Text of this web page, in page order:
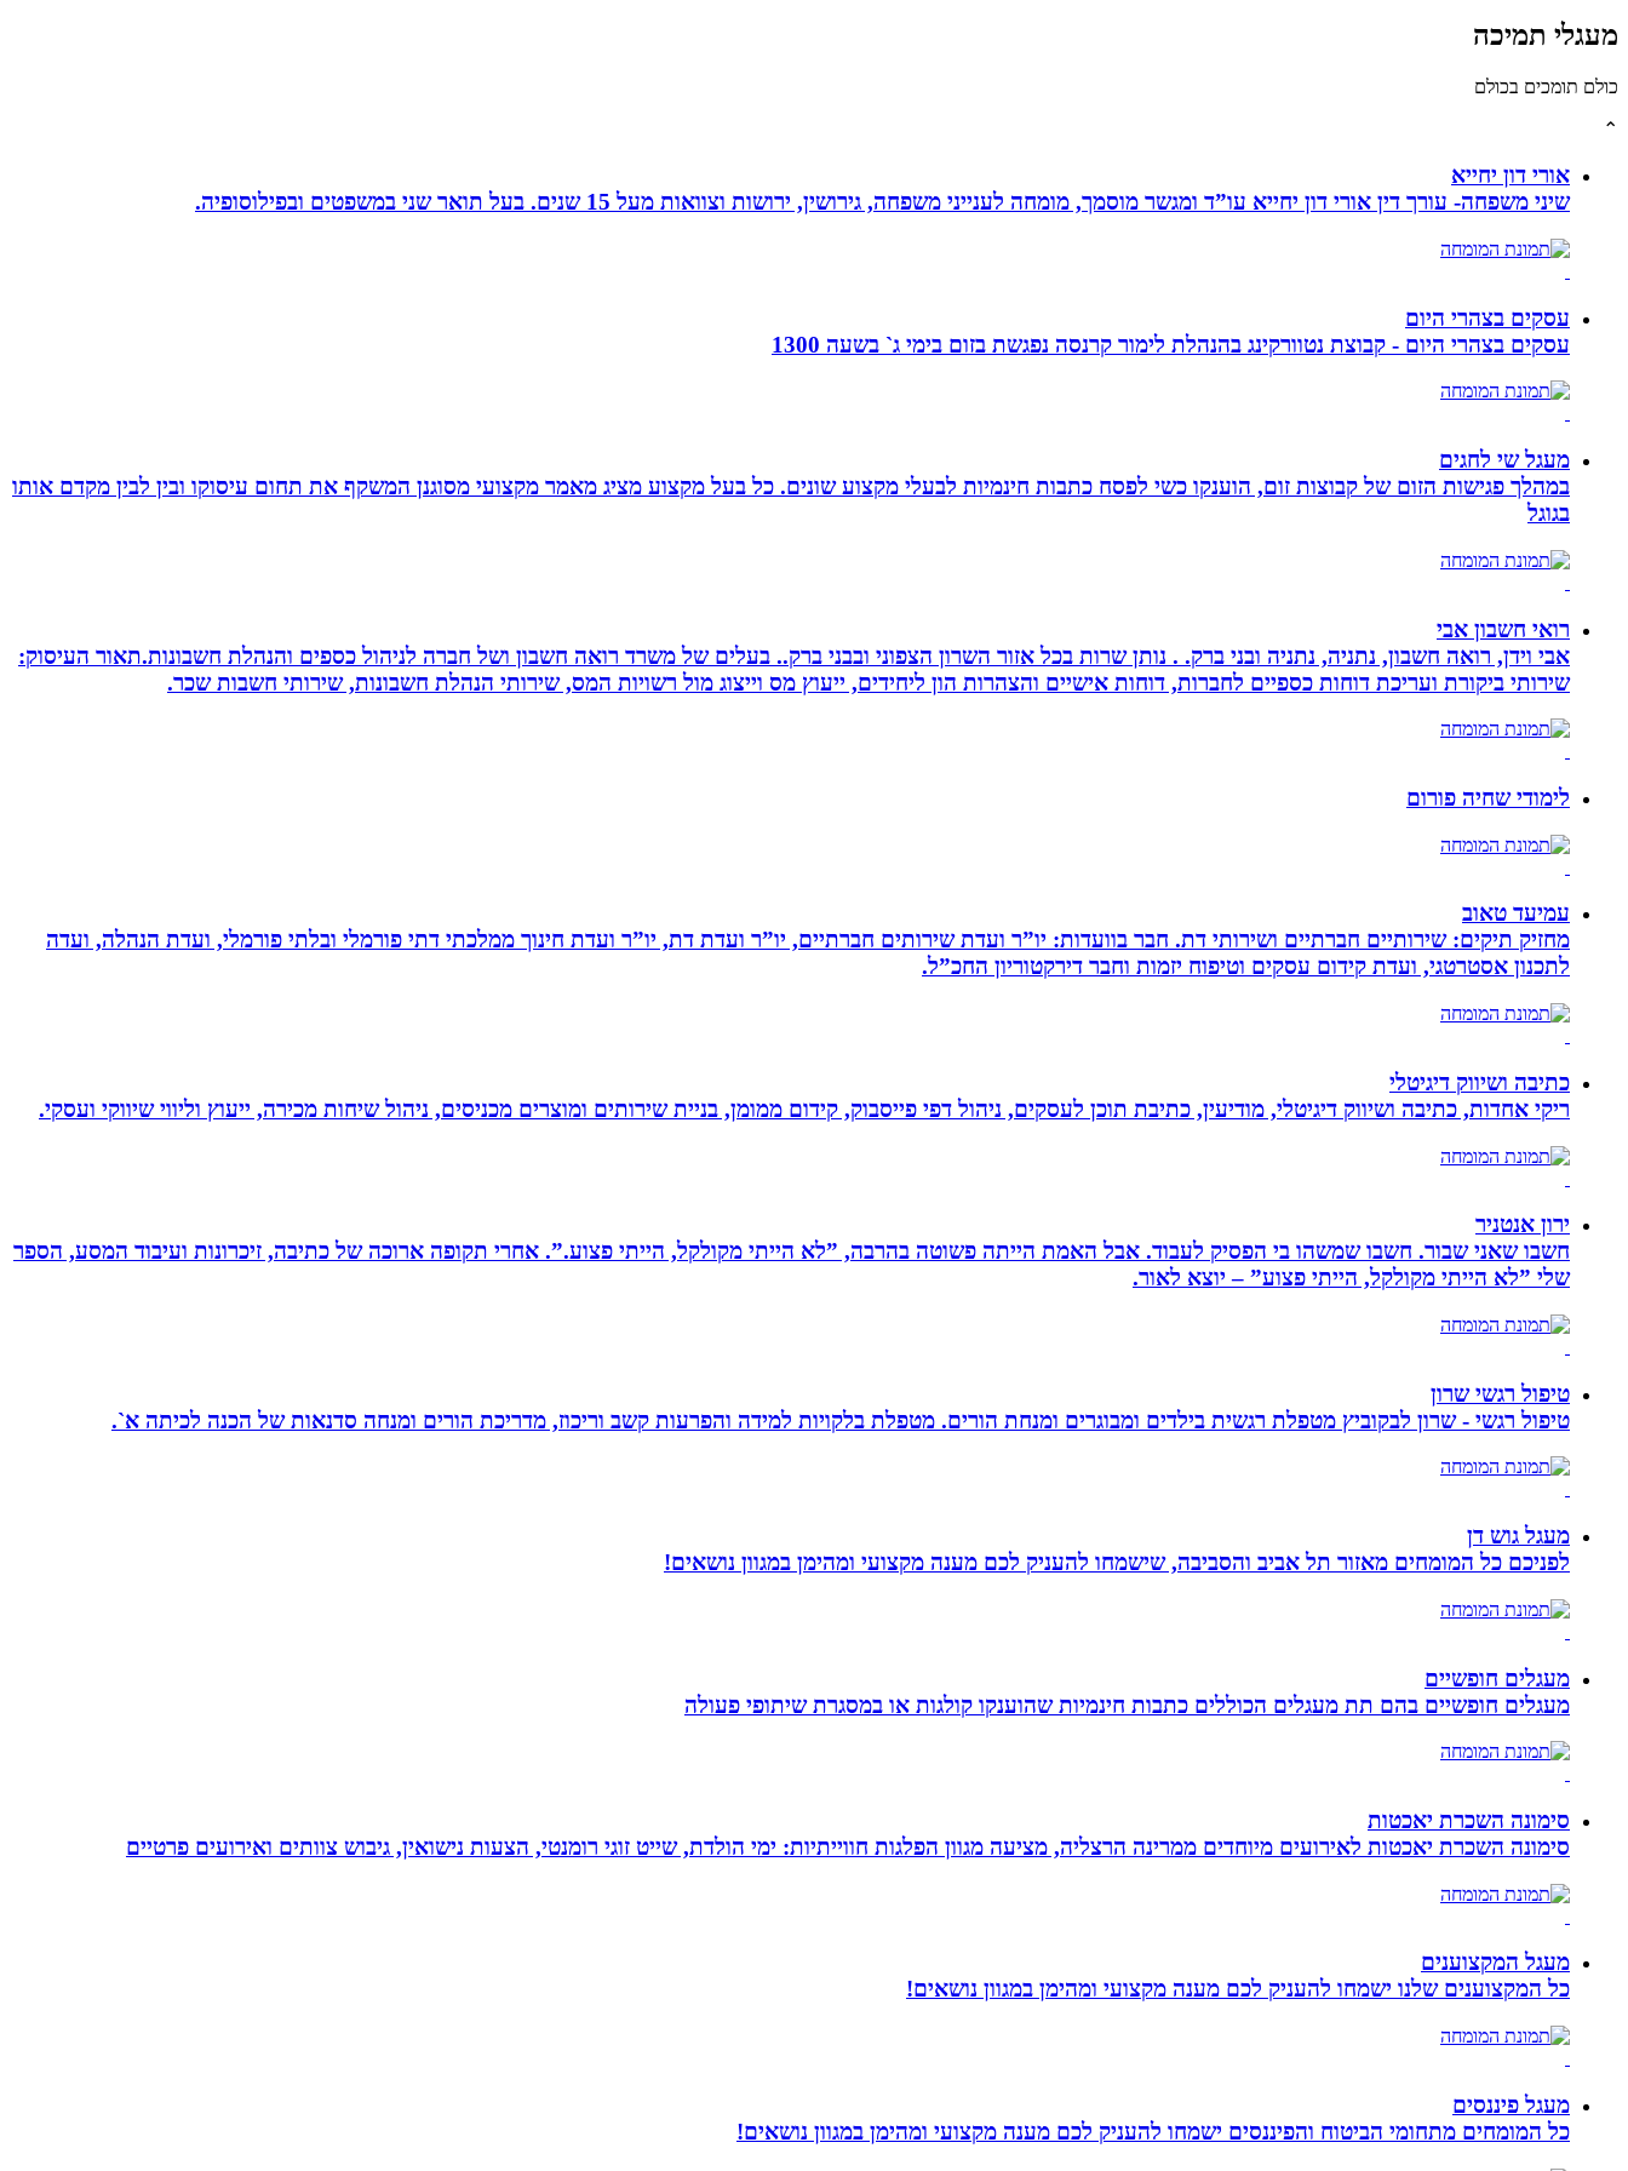
מעגלי תמיכה
כולם תומכים בכולם
⌃
אורי דון יחייא
שיני משפחה- עורך דין אורי דון יחייא עו”ד ומגשר מוסמך, מומחה לענייני משפחה, גירושין, ירושות וצוואות מעל 15 שנים. בעל תואר שני במשפטים ובפילוסופיה.
עסקים בצהרי היום
עסקים בצהרי היום - קבוצת נטוורקינג בהנהלת לימור קרנסה נפגשת בזום בימי ג` בשעה 1300
מעגל שי לחגים
במהלך פגישות הזום של קבוצות זום, הוענקו כשי לפסח כתבות חינמיות לבעלי מקצוע שונים. כל בעל מקצוע מציג מאמר מקצועי מסוגנן המשקף את תחום עיסוקו ובין לבין מקדם אותו
בגוגל
רואי חשבון אבי
אבי וידן, רואה חשבון, נתניה, נתניה ובני ברק. . נותן שרות בכל אזור השרון הצפוני ובבני ברק.. בעלים של משרד רואה חשבון ושל חברה לניהול כספים והנהלת חשבונות.תאור העיסוק:
שירותי ביקורת ועריכת דוחות כספיים לחברות, דוחות אישיים והצהרות הון ליחידים, ייעוץ מס וייצוג מול רשויות המס, שירותי הנהלת חשבונות, שירותי חשבות שכר.
לימודי שחיה פורום
עמיעד טאוב
מחזיק תיקים: שירותיים חברתיים ושירותי דת. חבר בוועדות: יו”ר ועדת שירותים חברתיים, יו”ר ועדת דת, יו”ר ועדת חינוך ממלכתי דתי פורמלי ובלתי פורמלי, ועדת הנהלה, ועדה
לתכנון אסטרטגי, ועדת קידום עסקים וטיפוח יזמות וחבר דירקטוריון החכ”ל.
כתיבה ושיווק דיגיטלי
ריקי אחדות, כתיבה ושיווק דיגיטלי, מודיעין, כתיבת תוכן לעסקים, ניהול דפי פייסבוק, קידום ממומן, בניית שירותים ומוצרים מכניסים, ניהול שיחות מכירה, ייעוץ וליווי שיווקי ועסקי.
ירון אנטניר
חשבו שאני שבור. חשבו שמשהו בי הפסיק לעבוד. אבל האמת הייתה פשוטה בהרבה, ”לא הייתי מקולקל, הייתי פצוע.”. אחרי תקופה ארוכה של כתיבה, זיכרונות ועיבוד המסע, הספר
שלי ”לא הייתי מקולקל, הייתי פצוע” – יוצא לאור.
טיפול רגשי שרון
טיפול רגשי - שרון לבקוביץ מטפלת רגשית בילדים ומבוגרים ומנחת הורים. מטפלת בלקויות למידה והפרעות קשב וריכוז, מדריכת הורים ומנחה סדנאות של הכנה לכיתה א`.
מעגל גוש דן
לפניכם כל המומחים מאזור תל אביב והסביבה, שישמחו להעניק לכם מענה מקצועי ומהימן במגוון נושאים!
מעגלים חופשיים
מעגלים חופשיים בהם תת מעגלים הכוללים כתבות חינמיות שהוענקו קולגות או במסגרת שיתופי פעולה
סימונה השכרת יאכטות
סימונה השכרת יאכטות לאירועים מיוחדים ממרינה הרצליה, מציעה מגוון הפלגות חווייתיות: ימי הולדת, שייט זוגי רומנטי, הצעות נישואין, גיבוש צוותים ואירועים פרטיים
מעגל המקצוענים
כל המקצוענים שלנו ישמחו להעניק לכם מענה מקצועי ומהימן במגוון נושאים!
מעגל פיננסים
כל המומחים מתחומי הביטוח והפיננסים ישמחו להעניק לכם מענה מקצועי ומהימן במגוון נושאים!